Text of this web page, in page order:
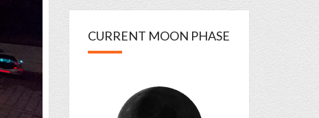
CURRENT MOON PHASE